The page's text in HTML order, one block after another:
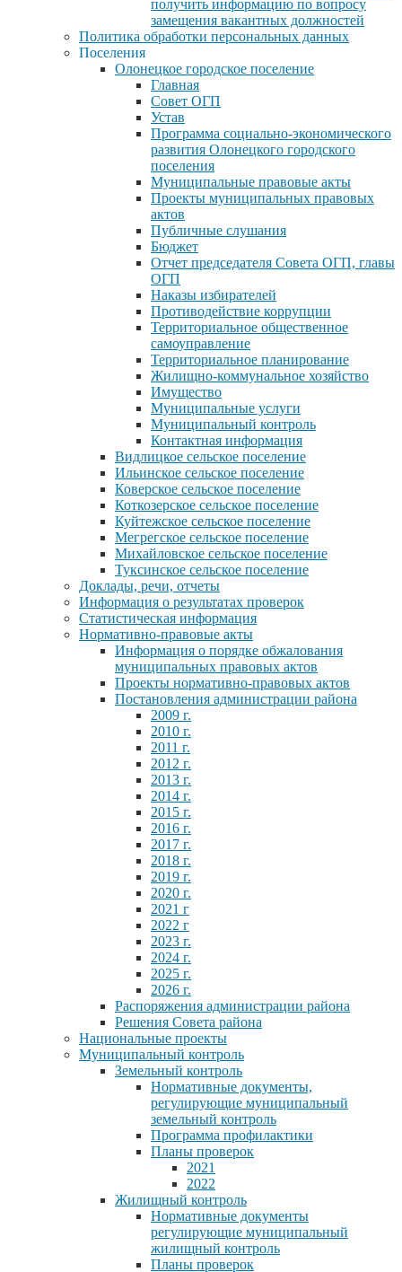
получить информацию по вопросу
замещения вакантных должностей
Политика обработки персональных данных
Поселения
Олонецкое городское поселение
Главная
Совет ОГП
Устав
Программа социально-экономического
развития Олонецкого городского
поселения
Муниципальные правовые акты
Проекты муниципальных правовых
актов
Публичные слушания
Бюджет
Отчет председателя Совета ОГП, главы
ОГП
Наказы избирателей
Противодействие коррупции
Территориальное общественное
самоуправление
Территориальное планирование
Жилищно-коммунальное хозяйство
Имущество
Муниципальные услуги
Муниципальный контроль
Контактная информация
Видлицкое сельское поселение
Ильинское сельское поселение
Коверское сельское поселение
Коткозерское сельское поселение
Куйтежское сельское поселение
Мегрегское сельское поселение
Михайловское сельское поселение
Туксинское сельское поселение
Доклады, речи, отчеты
Информация о результатах проверок
Статистическая информация
Нормативно-правовые акты
Информация о порядке обжалования
муниципальных правовых актов
Проекты нормативно-правовых актов
Постановления администрации района
2009 г.
2010 г.
2011 г.
2012 г.
2013 г.
2014 г.
2015 г.
2016 г.
2017 г.
2018 г.
2019 г.
2020 г.
2021 г
2022 г
2023 г.
2024 г.
2025 г.
2026 г.
Распоряжения администрации района
Решения Совета района
Национальные проекты
Муниципальный контроль
Земельный контроль
Нормативные документы,
регулирующие муниципальный
земельный контроль
Программа профилактики
Планы проверок
2021
2022
Жилищный контроль
Нормативные документы
регулирующие муниципальный
жилищный контроль
Планы проверок